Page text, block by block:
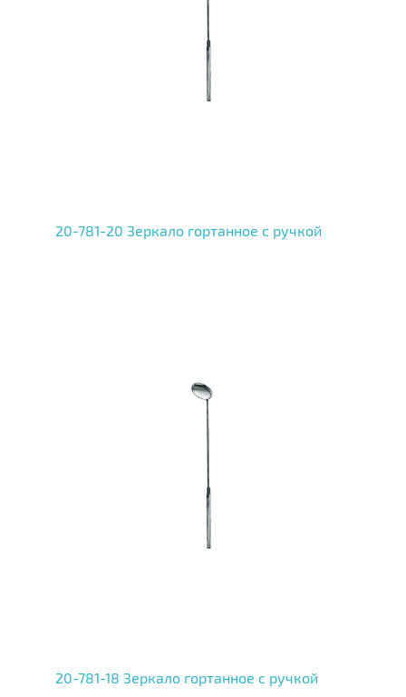
20-781-20 Зеркало гортанное с ручкой
20-781-18 Зеркало гортанное с ручкой